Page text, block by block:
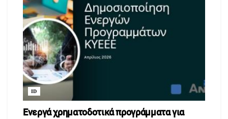
ID
Ενεργά χρηματοδοτικά προγράμματα για